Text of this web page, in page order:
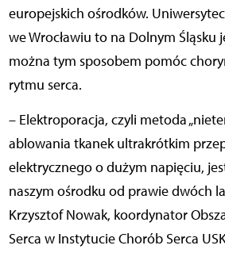
europejskich ośrodków.
we Wrocławiu to na Dolnym Śląsku
można tym sposobem pomóc
rytmu serca.
– Elektroporacja, czyli metoda
ablowania tkanek ultrakrótkim
elektrycznego o dużym napięciu,
naszym ośrodku od prawie dwóch
Krzysztof Nowak, koordynator
Serca w Instytucie Chorób Serca